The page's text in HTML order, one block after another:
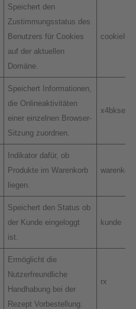
Speichert den
Zustimmungsstatus des
Benutzers für Cookies
auf der aktuellen
Domäne.
cookieInfo
Speichert Informationen,
die Onlineaktivitäten
einer einzelnen Browser-
Sitzung zuordnen.
Indikator dafür, ob
Produkte im Warenkorb
liegen.
warenkorb
Speichert den Status ob
der Kunde eingeloggt
ist.
kunde
Ermöglicht die
Nutzerfreundliche
Handhabung bei der
Rezept Vorbestellung.
rx